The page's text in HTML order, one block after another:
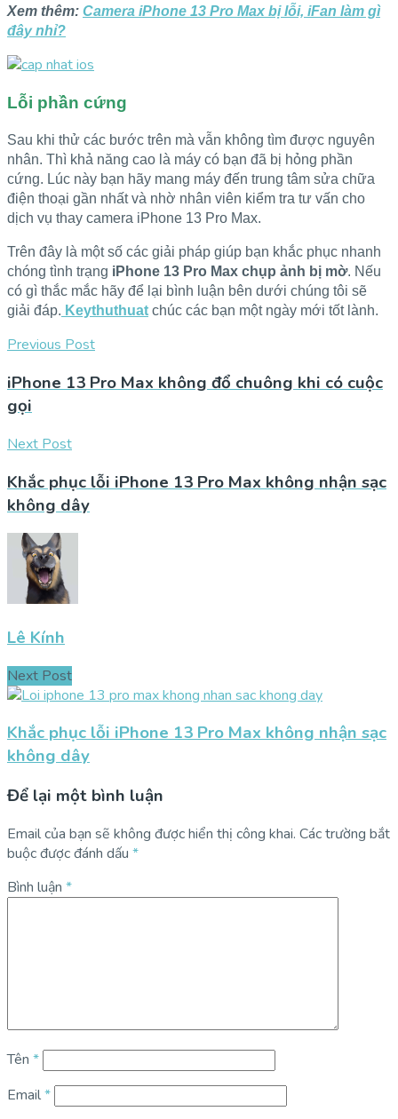
Xem thêm: Camera iPhone 13 Pro Max bị lỗi, iFan làm gì
đây nhỉ?
Lỗi phần cứng
Sau khi thử các bước trên mà vẫn không tìm được nguyên
nhân. Thì khả năng cao là máy có bạn đã bị hỏng phần
cứng. Lúc này bạn hãy mang máy đến trung tâm sửa chữa
điện thoại gần nhất và nhờ nhân viên kiểm tra tư vấn cho
dịch vụ thay camera iPhone 13 Pro Max.
Trên đây là một số các giải pháp giúp bạn khắc phục nhanh
chóng tình trạng iPhone 13 Pro Max chụp ảnh bị mờ. Nếu
có gì thắc mắc hãy để lại bình luận bên dưới chúng tôi sẽ
giải đáp. Keythuthuat chúc các bạn một ngày mới tốt lành.
Previous Post
iPhone 13 Pro Max không đổ chuông khi có cuộc
gọi
Next Post
Khắc phục lỗi iPhone 13 Pro Max không nhận sạc
không dây
Lê Kính
Next Post
Khắc phục lỗi iPhone 13 Pro Max không nhận sạc
không dây
Để lại một bình luận
Email của bạn sẽ không được hiển thị công khai. Các trường bắt
buộc được đánh dấu *
Bình luận *
Tên *
Email*